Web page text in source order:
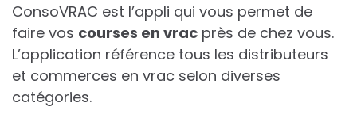
ConsoVRAC est l’appli qui vous permet de
faire vos courses en vrac près de chez vous.
L’application référence tous les distributeurs
et commerces en vrac selon diverses
catégories.